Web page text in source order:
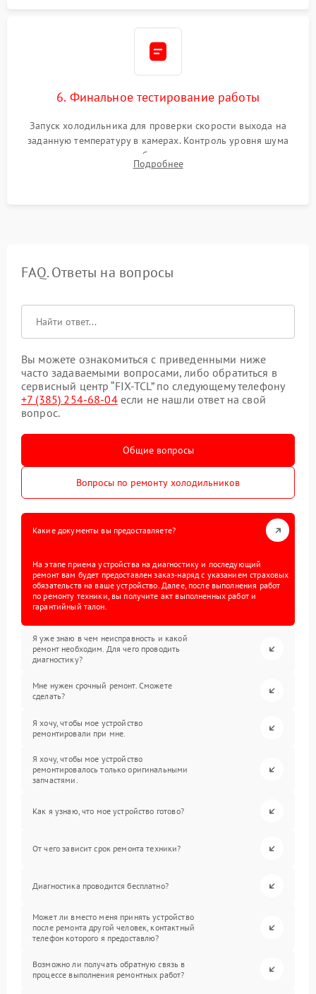
6. Финальное тестирование работы
Запуск холодильника для проверки скорости выхода на
заданную температуру в камерах. Контроль уровня шума
компрессора, отсутствия обмерзания стенок и корректного
срабатывания системы автоматической оттайки.
Подробнее
FAQ. Ответы на вопросы
Вы можете ознакомиться с приведенными ниже
часто задаваемыми вопросами, либо обратиться в
сервисный центр “FIX-TCL” по следующему телефону
+7 (385) 254-68-04если не нашли ответ на свой
вопрос.
Общие вопросы
Вопросы по ремонту холодильников
Какие документы вы предоставляете?
На этапе приема устройства на диагностику и последующий
ремонт вам будет предоставлен заказ-наряд с указанием страховых
обязательств на ваше устройство. Далее, после выполнения работ
по ремонту техники, вы получите акт выполненных работ и
гарантийный талон.
Я уже знаю в чем неисправность и какой
ремонт необходим. Для чего проводить
диагностику?
Мне нужен срочный ремонт. Сможете
сделать?
Я хочу, чтобы мое устройство
ремонтировали при мне.
Я хочу, чтобы мое устройство
ремонтировалось только оригинальными
запчастями.
Как я узнаю, что мое устройство готово?
От чего зависит срок ремонта техники?
Диагностика проводится бесплатно?
Может ли вместо меня принять устройство
после ремонта другой человек, контактный
телефон которого я предоставлю?
Возможно ли получать обратную связь в
процессе выполнения ремонтных работ?